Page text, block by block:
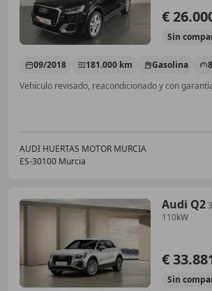
€
Sin
09/2018 181.000 km Gasolina
Vehículo revisado, reacondicionado y con
AUDI HUERTAS MOTOR MURCIA
ES-30100 Murcia
Audi Q2
110kW
€
Sin